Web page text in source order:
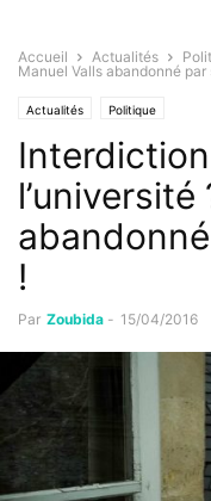
Accueil Actualités
Manuel Valls abandonné par
Actualités Politique
!
Par Zoubida - 15/04/2016